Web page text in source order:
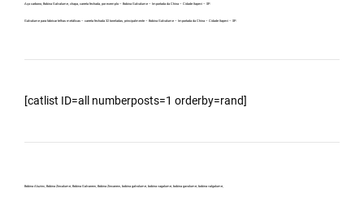
Aço carbono, Bobina Galvalume, chapa, carreta fechada, por exemplo – Bobina Galvalume – Importada da China – Cidade Itapevi – SP.
Galvalume para fabricar telhas metálicas – carreta fechada 32 toneladas, principalmente – Bobina Galvalume – Importada da China – Cidade Itapevi – SP.
[catlist ID=all numberposts=1 orderby=rand]
Bobina Aluzinc, Bobina Zincalume, Bobina Galvanew, Bobina Zincanew, bobina galvolume, bobina vagalume, bobina gavolume, bobina valgalume,